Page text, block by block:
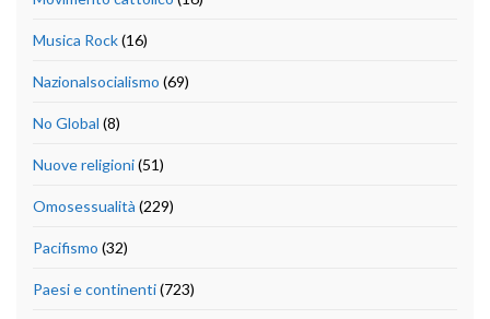
Musica Rock(16)
Nazionalsocialismo (69)
No Global (8)
Nuove religioni(51)
Omosessualità (229)
Pacifismo (32)
Paesi e continenti(723)